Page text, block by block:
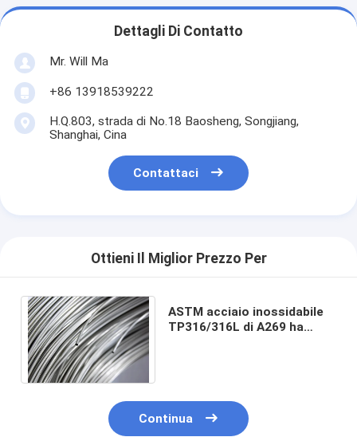
Dettagli Di Contatto
Mr. Will Ma
+86 13918539222
H.Q.803, strada di No.18 Baosheng, Songjiang,
Shanghai, Cina
Contattaci
Ottieni Il Miglior Prezzo Per
ASTM acciaio inossidabile
TP316/316L di A269 ha
Continua